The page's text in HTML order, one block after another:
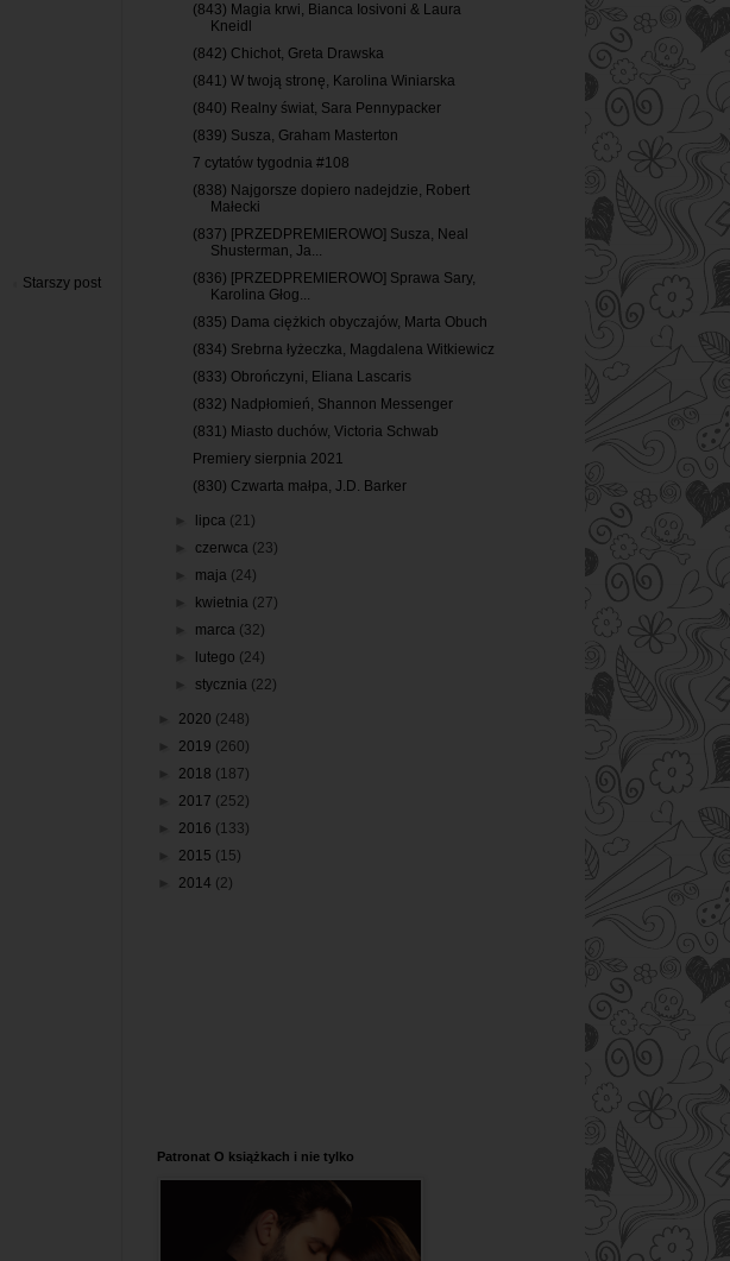
Starszy post
(843) Magia krwi, Bianca Iosivoni & Laura
Kneidl
(842) Chichot, Greta Drawska
(841) W twoją stronę, Karolina Winiarska
(840) Realny świat, Sara Pennypacker
(839) Susza, Graham Masterton
7 cytatów tygodnia #108
(838) Najgorsze dopiero nadejdzie, Robert
Małecki
(837) [PRZEDPREMIEROWO] Susza, Neal
Shusterman, Ja...
(836) [PRZEDPREMIEROWO] Sprawa Sary,
Karolina Głog...
(835) Dama ciężkich obyczajów, Marta Obuch
(834) Srebrna łyżeczka, Magdalena Witkiewicz
(833) Obrończyni, Eliana Lascaris
(832) Nadpłomień, Shannon Messenger
(831) Miasto duchów, Victoria Schwab
Premiery sierpnia 2021
(830) Czwarta małpa, J.D. Barker
lipca (21)
►czerwca (23)
maja (24)
kwietnia (27)
marca (32)
lutego (24)
stycznia (22)
2020 (248)
2019 (260)
2018 (187)
2017 (252)
2016 (133)
2015 (15)
2014 (2)
Patronat O książkach i nie tylko